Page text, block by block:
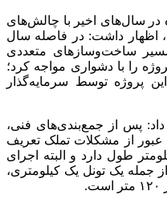
در سال‌های اخیر با چالش‌های
اظهار داشت: در فاصله سال
مسیر ساخت‌وسازهای متعددی
را با دشواری مواجه کرد؛
این پروژه توسط سرمایه‌گذار
پس از جمع‌بندی‌های فنی،
عبور از مشکلات تملک تعریف
این مسیر جایگزین حدود ۶ کیلومتر طول دارد و البته اجرای
جمله یک تونل یک کیلومتری،